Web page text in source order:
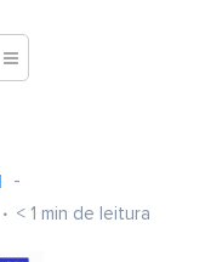
< 1 min de leitura